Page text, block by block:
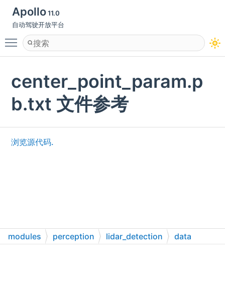
Apollo11.0
自动驾驶开放平台
Toggle main menu visibility
center_point_param.p
b.txt 文件参考
浏览源代码.
modules perception lidar_detection
data